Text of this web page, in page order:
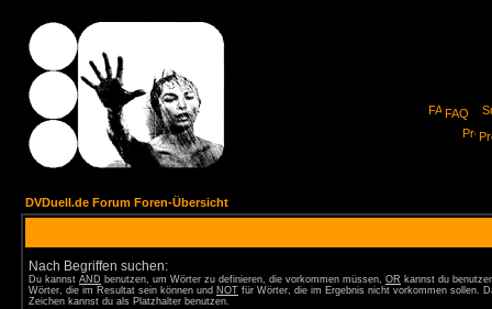
FAQ
DVDuell.de Forum Foren-Übersicht
Nach Begriffen suchen:
Du kannst AND benutzen, um Wörter zu definieren, die vorkommen müssen, OR kannst du
Wörter, die im Resultat sein können und NOT für Wörter, die im Ergebnis nicht vorkommen sollen.
Zeichen kannst du als Platzhalter benutzen.